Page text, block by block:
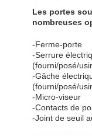
Les portes
nombreuses
-Ferme-porte
-Serrure
(fourni/posé/
-Gâche
(fourni/posé/
-Micro-viseur
-Contacts de
-Joint de seuil